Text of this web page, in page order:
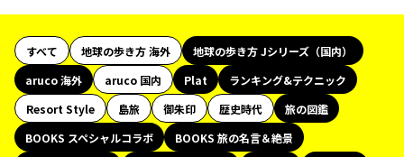
すべて 地球の歩き方 海外
地球の歩き方 Jシリーズ（国内）
aruco 海外
aruco 国内 Plat
ランキング&テクニック
Resort Style
島旅 御朱印 歴史時代
旅の図鑑
BOOKS スペシャルコラボ
BOOKS 旅の名言＆絶景